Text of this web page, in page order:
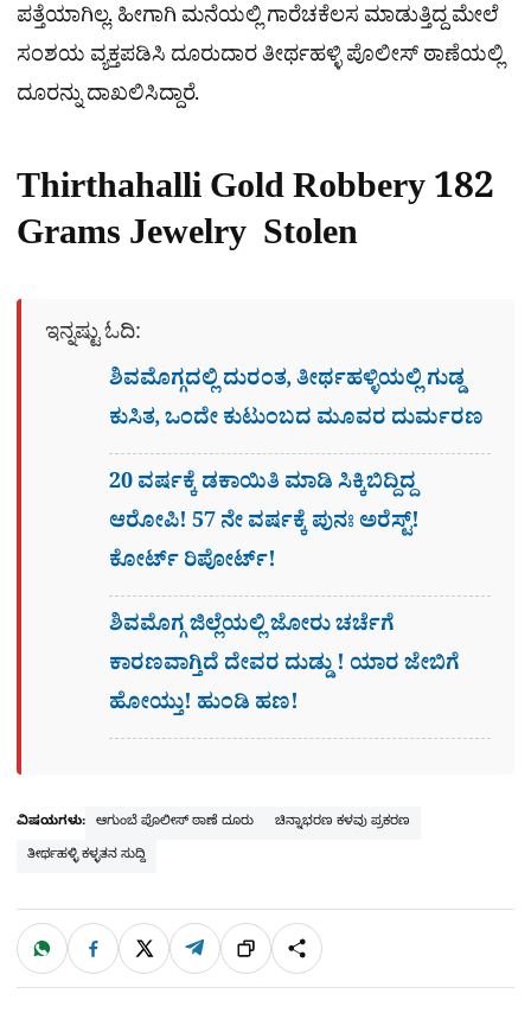
ಪತ್ತೆಯಾಗಿಲ್ಲ. ಹೀಗಾಗಿ ಮನೆಯಲ್ಲಿ ಗಾರೆಚಕೆಲಸ ಮಾಡುತ್ತಿದ್ದ ಮೇಲೆ
ಸಂಶಯ ವ್ಯಕ್ತಪಡಿಸಿ ದೂರುದಾರ ತೀರ್ಥಹಳ್ಳಿ ಪೊಲೀಸ್​ ಠಾಣೆಯಲ್ಲಿ
ದೂರನ್ನು ದಾಖಲಿಸಿದ್ದಾರೆ.
Thirthahalli Gold Robbery 182
Grams Jewelry Stolen
ಇನ್ನಷ್ಟು ಓದಿ:
ಶಿವಮೊಗ್ಗದಲ್ಲಿ ದುರಂತ, ತೀರ್ಥಹಳ್ಳಿಯಲ್ಲಿ ಗುಡ್ಡ
ಕುಸಿತ, ಒಂದೇ ಕುಟುಂಬದ ಮೂವರ ದುರ್ಮರಣ
20 ವರ್ಷಕ್ಕೆ ಡಕಾಯಿತಿ ಮಾಡಿ ಸಿಕ್ಕಿಬಿದ್ದಿದ್ದ
ಆರೋಪಿ! 57 ನೇ ವರ್ಷಕ್ಕೆ ಪುನಃ ಅರೆಸ್ಟ್!
ಕೋರ್ಟ್​ ರಿಪೋರ್ಟ್!
ಶಿವಮೊಗ್ಗ ಜಿಲ್ಲೆಯಲ್ಲಿ ಜೋರು ಚರ್ಚೆಗೆ
ಕಾರಣವಾಗ್ತಿದೆ ದೇವರ ದುಡ್ಡು ! ಯಾರ ಜೇಬಿಗೆ
ಹೋಯ್ತು! ಹುಂಡಿ ಹಣ!
ವಿಷಯಗಳು: ಆಗುಂಬೆ ಪೊಲೀಸ್ ಠಾಣೆ ದೂರು
ಚಿನ್ನಾಭರಣ ಕಳವು ಪ್ರಕರಣ
ತೀರ್ಥಹಳ್ಳಿ ಕಳ್ಳತನ ಸುದ್ದಿ
ಹಂಚಿಕೊಳ್ಳಿ
W
a
t
F
c
e
X T
l
e
ಲಿಂ
ಕ್
S
h